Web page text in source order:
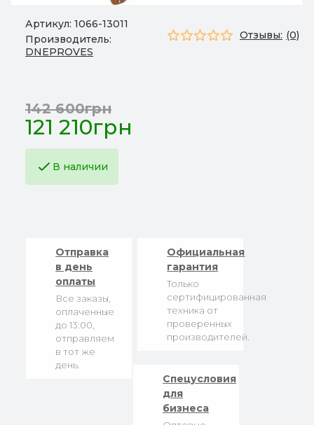
Артикул: 1066-13011
Производитель:
DNEPROVES
Отзывы: (0)
121 210грн
142 600грн
В наличии
Отправка
в день
оплаты
Все заказы,
оплаченные
до 13:00,
отправляем
в тот же
день.
Официальная
гарантия
Только
сертифицированная
техника от
проверенных
производителей.
Спецусловия
для
бизнеса